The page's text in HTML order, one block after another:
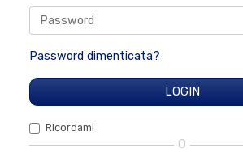
Password dimenticata?
Ricordami
O